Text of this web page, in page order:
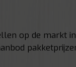
op de markt